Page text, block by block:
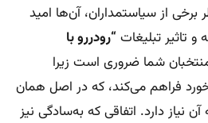
برخی از سیاستمداران، آن‌ها امید
و تاثیر تبلیغات “رودررو با
شما ضروری است زیرا
فراهم می‌کند، که در اصل همان
دارد. اتفاقی که به‌سادگی نیز